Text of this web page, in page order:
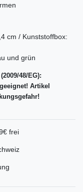
cm / Kunststoffbox:
und grün
48/EG):
Artikel
frei